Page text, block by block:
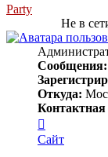
Party
Не в
Сообщения:
Откуда:
информация
пользователя
Сайт